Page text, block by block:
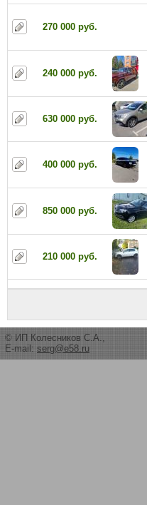
270 000 руб.
240 000 руб.
630 000 руб.
400 000 руб.
850 000 руб.
210 000 руб.
© ИП Колесников С.А.,
E-mail: serg@e58.ru